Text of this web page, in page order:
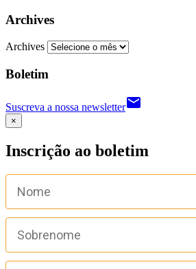
Archives
Archives
Boletim
Suscreva a nossa newsletteremail
×
Inscrição ao boletim